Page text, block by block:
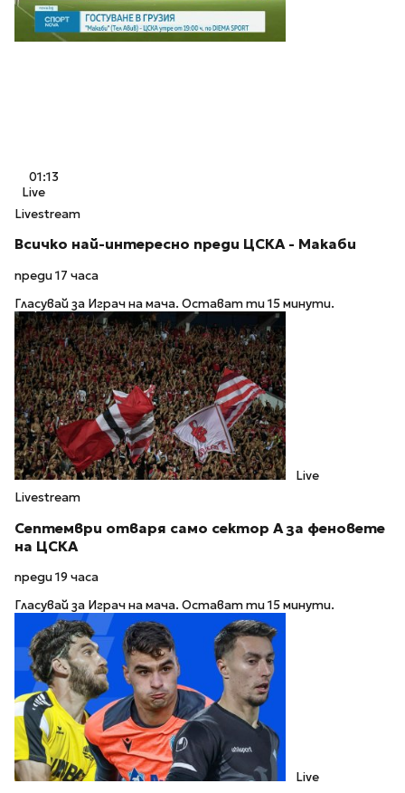
01:13
Live
Livestream
Всичко най-интересно преди ЦСКА - Макаби
преди 17 часа
Гласувай за Играч на мача. Остават ти 15 минути.
Live
Livestream
Септември отваря само сектор А за феновете
на ЦСКА
преди 19 часа
Гласувай за Играч на мача. Остават ти 15 минути.
Live